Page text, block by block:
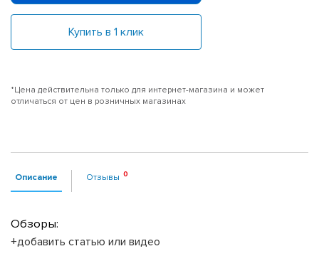
Купить в 1 клик
*Цена действительна только для интернет-магазина и может
отличаться от цен в розничных магазинах
Описание Отзывы
Обзоры:
+добавить статью или видео